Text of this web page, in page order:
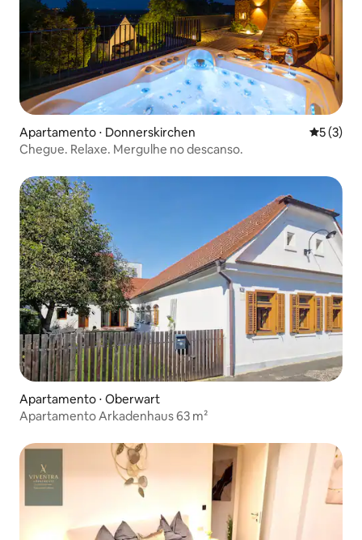
Apartamento ⋅ Donnerskirchen 5 de
5 (3)
Chegue. Relaxe. Mergulhe no descanso.
Apartamento ⋅ Oberwart
Apartamento Arkadenhaus 63 m²